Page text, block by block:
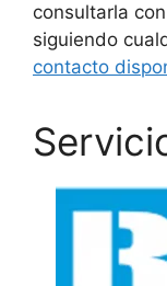
consultarla
siguiendo
contacto